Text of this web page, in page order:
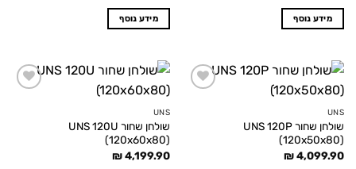
מידע נוסף מידע נוסף
UNS
שולחן שחור UNS 120P
(120x50x80)
₪4,099.90
UNS
שולחן שחור UNS 120U
(120x60x80)
₪4,199.90